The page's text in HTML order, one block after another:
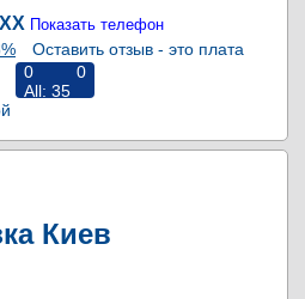
Показать телефон
Оставить отзыв - это плата
0
0
All: 35
Киев